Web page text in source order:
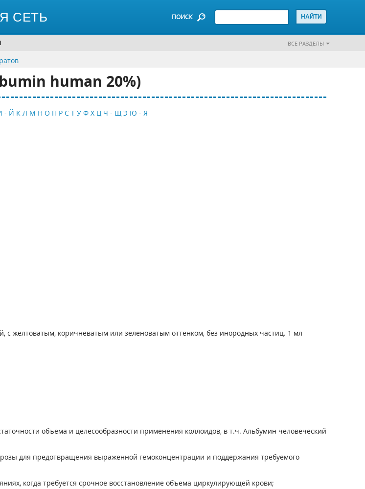
СЕТЬ ПОИСК
ВСЕ РАЗДЕЛЫ
human 20%)
- Й К Л М Н О П Р С Т У Ф Х Ц Ч - Щ Э Ю - Я
с желтоватым, коричневатым или зеленоватым оттенком, без инородных частиц. 1 мл
объема и целесообразности применения коллоидов, в т.ч. Альбумин человеческий
для предотвращения выраженной гемоконцентрации и поддержания требуемого
когда требуется срочное восстановление объема циркулирующей крови;